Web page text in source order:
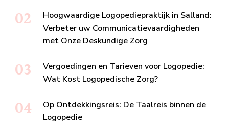
Hoogwaardige Logopediepraktijk in Salland:
Verbeter uw Communicatievaardigheden
met Onze Deskundige Zorg
Vergoedingen en Tarieven voor Logopedie:
Wat Kost Logopedische Zorg?
Op Ontdekkingsreis: De Taalreis binnen de
Logopedie